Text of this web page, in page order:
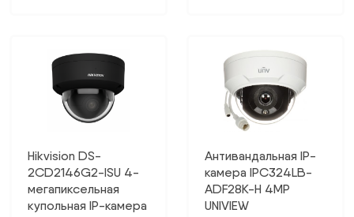
Hikvision DS-
2CD2146G2-ISU 4-
мегапиксельная
купольная IP-камера
Антивандальная IP-
камера IPC324LB-
ADF28K-H 4MP
UNIVIEW